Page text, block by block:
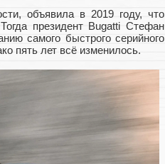
объявила в 2019 году, что
президент Bugatti Стефан
самого быстрого серийного
пять лет всё изменилось.